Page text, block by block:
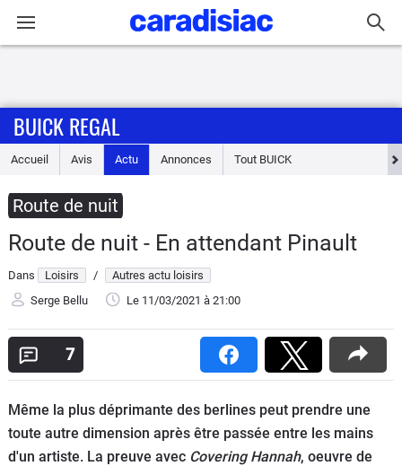
Accueil
Essais
Guide
d'achat
Electriques
Utilitaires
Flottes
Auto
BUICK REGAL
Accueil Avis Actu Annonces Tout BUICK
Route de nuit
Route de nuit - En attendant Pinault
Dans Loisirs /
Autres actu loisirs
Serge Bellu
Le 11/03/2021 à 21:00
7
Même la plus déprimante des berlines peut prendre une
toute autre dimension après être passée entre les mains
d'un artiste. La preuve avec Covering Hannah, oeuvre de